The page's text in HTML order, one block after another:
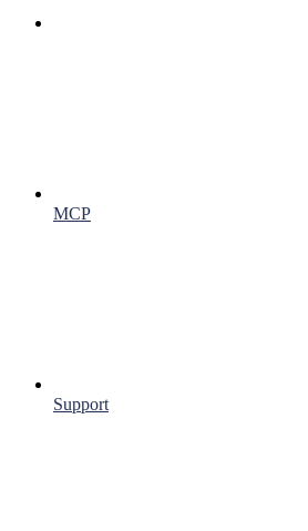
MCP
Support